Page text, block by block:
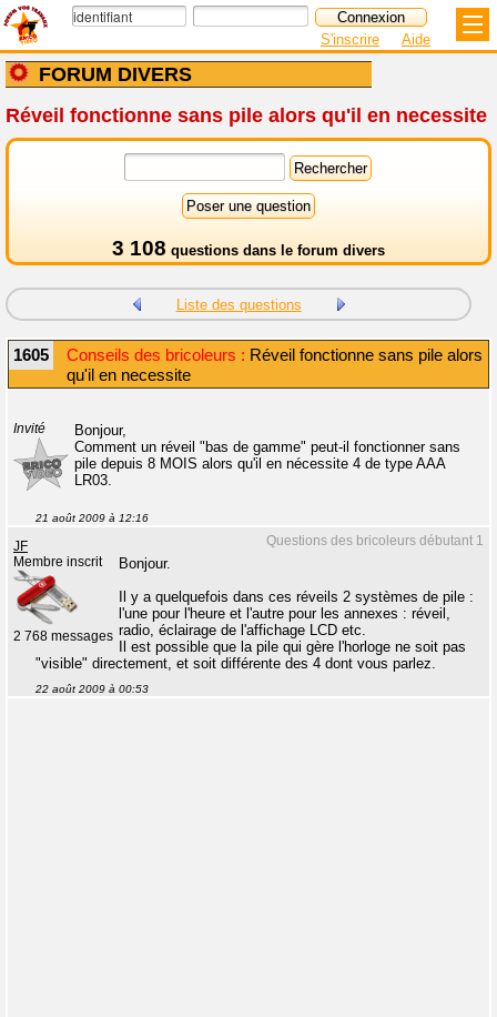
FORUM DIVERS
S'inscrire Aide
Réveil fonctionne sans pile alors qu'il en necessite
3 108 questions dans le forum divers
Liste des questions
1605 Conseils des bricoleurs : Réveil fonctionne sans pile alors
qu'il en necessite
Invité
Bonjour,
Comment un réveil "bas de gamme" peut-il fonctionner sans
pile depuis 8 MOIS alors qu'il en nécessite 4 de type AAA
LR03.
21 août 2009 à 12:16
Questions des bricoleurs débutant 1
JF
Membre inscrit
2 768 messages
Bonjour.
Il y a quelquefois dans ces réveils 2 systèmes de pile :
l'une pour l'heure et l'autre pour les annexes : réveil,
radio, éclairage de l'affichage LCD etc.
Il est possible que la pile qui gère l'horloge ne soit pas
"visible" directement, et soit différente des 4 dont vous parlez.
22 août 2009 à 00:53